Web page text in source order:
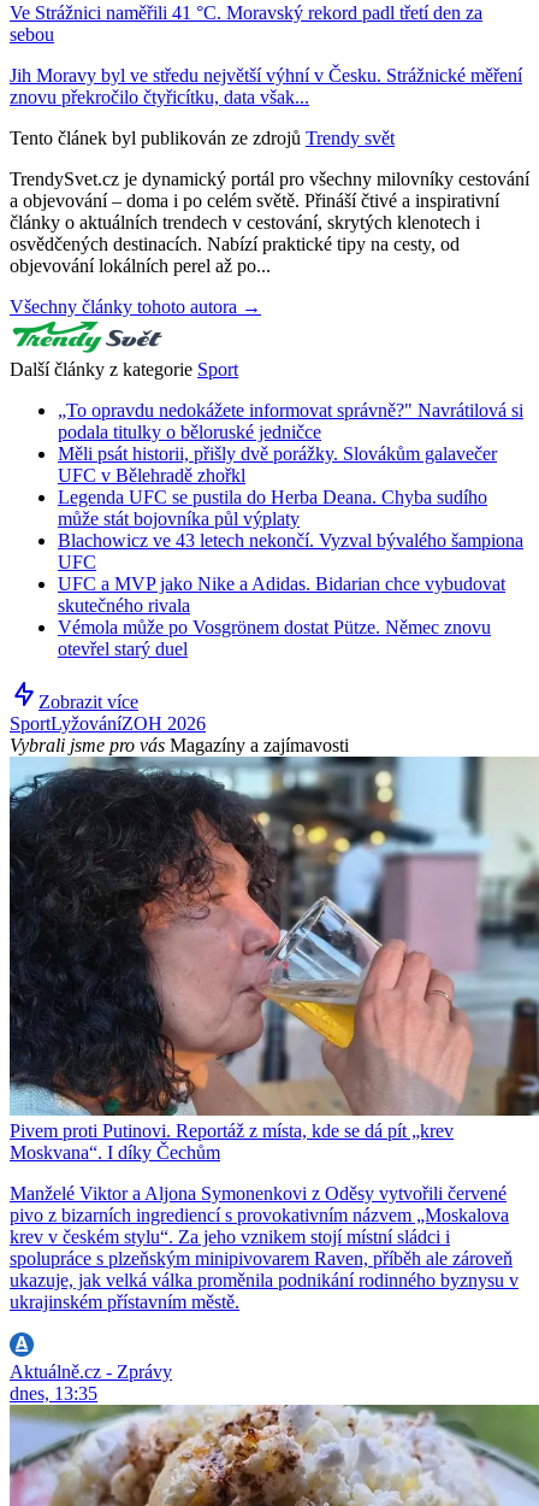
Ve Strážnici naměřili 41 °C. Moravský rekord padl třetí den za
sebou
Jih Moravy byl ve středu největší výhní v Česku. Strážnické měření
znovu překročilo čtyřicítku, data však...
Tento článek byl publikován ze zdrojů Trendy svět
TrendySvet.cz je dynamický portál pro všechny milovníky cestování
a objevování – doma i po celém světě. Přináší čtivé a inspirativní
články o aktuálních trendech v cestování, skrytých klenotech i
osvědčených destinacích. Nabízí praktické tipy na cesty, od
objevování lokálních perel až po...
Všechny články tohoto autora →
Další články z kategorie Sport
„To opravdu nedokážete informovat správně?" Navrátilová si
podala titulky o běloruské jedničce
Měli psát historii, přišly dvě porážky. Slovákům galavečer
UFC v Bělehradě zhořkl
Legenda UFC se pustila do Herba Deana. Chyba sudího
může stát bojovníka půl výplaty
Blachowicz ve 43 letech nekončí. Vyzval bývalého šampiona
UFC
UFC a MVP jako Nike a Adidas. Bidarian chce vybudovat
skutečného rivala
Vémola může po Vosgrönem dostat Pütze. Němec znovu
otevřel starý duel
Zobrazit více
SportLyžováníZOH 2026
Vybrali jsme pro vás Magazíny a zajímavosti
Pivem proti Putinovi. Reportáž z místa, kde se dá pít „krev
Moskvana“. I díky Čechům
Manželé Viktor a Aljona Symonenkovi z Oděsy vytvořili červené
pivo z bizarních ingrediencí s provokativním názvem „Moskalova
krev v českém stylu“. Za jeho vznikem stojí místní sládci i
spolupráce s plzeňským minipivovarem Raven, příběh ale zároveň
ukazuje, jak velká válka proměnila podnikání rodinného byznysu v
ukrajinském přístavním městě.
Aktuálně.cz - Zprávy
dnes, 13:35